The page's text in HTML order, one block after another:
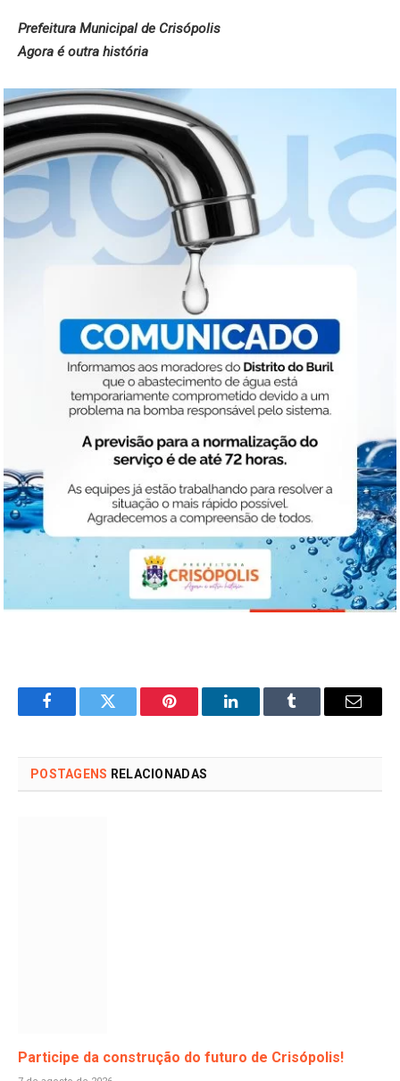
Prefeitura Municipal de Crisópolis
Agora é outra história
FacebookTwitter Pinterest LinkedInTumblr Email
POSTAGENS RELACIONADAS
Participe da construção do futuro de Crisópolis!